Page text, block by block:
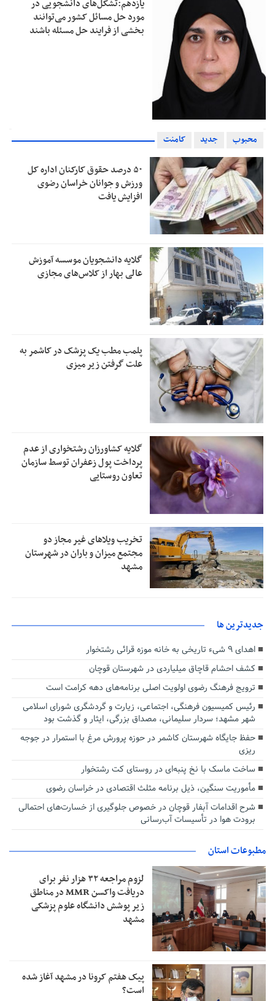
یازدهم:تشکل‌های دانشجویی در
مورد حل مسائل کشور می‌توانند
بخشی از فرایند حل مسئله باشند
محبوب جدید کامنت
۵۰ درصد حقوق کارکنان اداره کل
ورزش و جوانان خراسان رضوی
افزایش یافت
گلایه دانشجویان موسسه آموزش
عالی بهار از کلاس‌های مجازی
پلمب مطب یک پزشک در کاشمر به
علت گرفتن زیر میزی
گلایه کشاورزان رشتخواری از عدم
پرداخت پول زعفران توسط سازمان
تعاون روستایی
تخریب ویلاهای غیر مجاز دو
مجتمع میزان و باران در شهرستان
مشهد
جديدترين ها
اهدای ۹ شیء تاریخی به خانه موزه قرائی رشتخوار
کشف احشام قاچاق میلیاردی در شهرستان قوچان
ترویج فرهنگ رضوی اولویت اصلی برنامه‌های دهه کرامت است
رئیس کمیسیون فرهنگی، اجتماعی، زیارت و گردشگری شورای اسلامی
شهر مشهد؛ سردار سلیمانی، مصداق بزرگی، ایثار و گذشت بود
حفظ جایگاه شهرستان کاشمر در حوزه پرورش مرغ با استمرار در جوجه
ریزی
ساخت ماسک با نخ پنبه‌ای در روستای کت رشتخوار
مأموریت سنگین، ذیل برنامه مثلث اقتصادی در خراسان رضوی
شرح اقدامات آبفار قوچان در خصوص جلوگیری از خسارت‌های احتمالی
برودت هوا در تأسیسات آب‌رسانی
مطبوعات استان
لزوم مراجعه ۳۲ هزار نفر برای
دریافت واکسن MMR در مناطق
زیر پوشش دانشگاه علوم پزشکی
مشهد
پیک هفتم کرونا در مشهد آغاز شده
است؟